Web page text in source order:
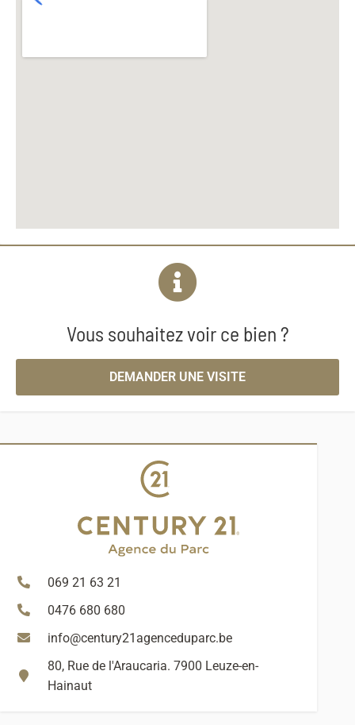
Vous souhaitez voir ce bien ?
DEMANDER UNE VISITE
069 21 63 21
0476 680 680
info@century21agenceduparc.be
80, Rue de l'Araucaria. 7900 Leuze-en-
Hainaut